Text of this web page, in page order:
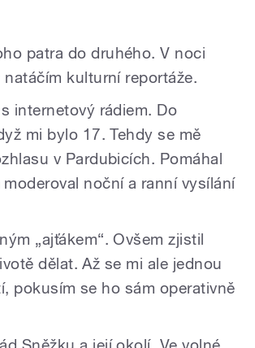
patra do druhého. V noci
kulturní reportáže.
internetový rádiem. Do
mi bylo 17. Tehdy se mě
v Pardubicích. Pomáhal
noční a ranní vysílání
„ajťákem“. Ovšem zjistil
dělat. Až se mi ale jednou
pokusím se ho sám operativně